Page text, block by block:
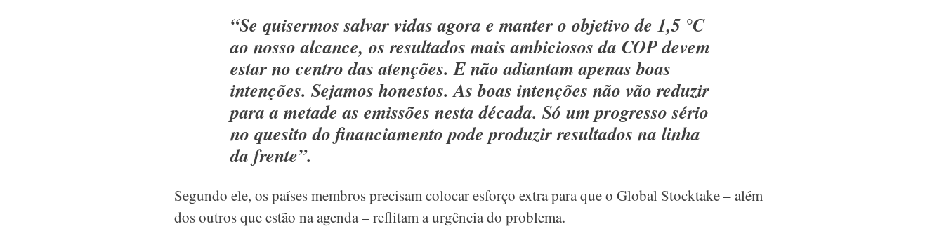
“Se quisermos salvar vidas agora e manter o objetivo de 1,5 °C
ao nosso alcance, os resultados mais ambiciosos da COP devem
estar no centro das atenções. E não adiantam apenas boas
intenções. Sejamos honestos. As boas intenções não vão reduzir
para a metade as emissões nesta década. Só um progresso sério
no quesito do financiamento pode produzir resultados na linha
da frente”.
Segundo ele, os países membros precisam colocar esforço extra para que o Global Stocktake – além
dos outros que estão na agenda – reflitam a urgência do problema.